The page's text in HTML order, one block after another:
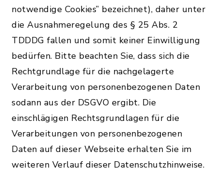
notwendige Cookies” bezeichnet), daher unter
die Ausnahmeregelung des § 25 Abs. 2
TDDDG fallen und somit keiner Einwilligung
bedürfen. Bitte beachten Sie, dass sich die
Rechtgrundlage für die nachgelagerte
Verarbeitung von personenbezogenen Daten
sodann aus der DSGVO ergibt. Die
einschlägigen Rechtsgrundlagen für die
Verarbeitungen von personenbezogenen
Daten auf dieser Webseite erhalten Sie im
weiteren Verlauf dieser Datenschutzhinweise.